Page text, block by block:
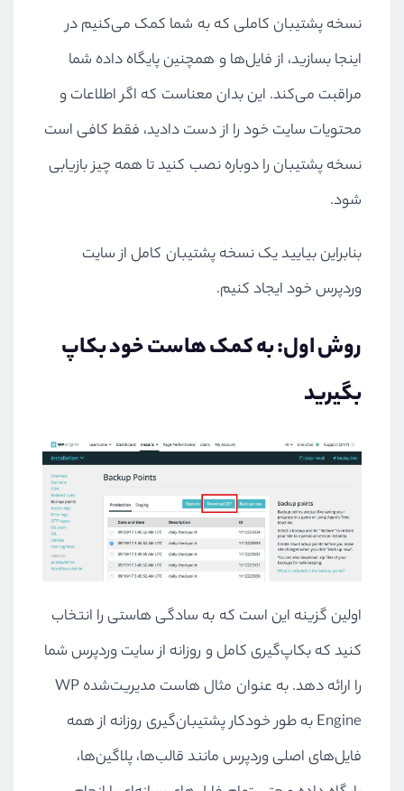
نسخه پشتیبان کاملی که به شما کمک می‌کنیم در
اینجا بسازید، از فایل‌ها و همچنین پایگاه داده شما
مراقبت می‌کند. این بدان معناست که اگر اطلاعات و
محتویات سایت خود را از دست دادید، فقط کافی است
نسخه پشتیبان را دوباره نصب کنید تا همه چیز بازیابی
شود.
بنابراین بیایید یک نسخه پشتیبان کامل از سایت
وردپرس خود ایجاد کنیم.
روش اول: به کمک هاست خود بکاپ
بگیرید
اولین گزینه این است که به سادگی هاستی را انتخاب
کنید که بکاپ‌گیری کامل و روزانه از سایت وردپرس شما
را ارائه دهد. به عنوان مثال هاست مدیریت‌شدهWP
Engineبه طور خودکار پشتیبان‌گیری روزانه از همه
فایل‌های اصلی وردپرس مانند قالب‌ها، پلاگین‌ها،